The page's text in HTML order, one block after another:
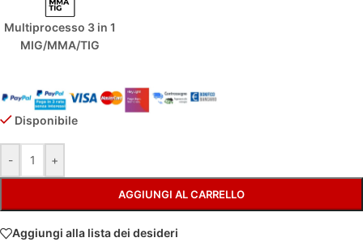
Multiprocesso 3 in 1
MIG/MMA/TIG
Disponibile
- +
AGGIUNGI AL CARRELLO
Aggiungi alla lista dei desideri